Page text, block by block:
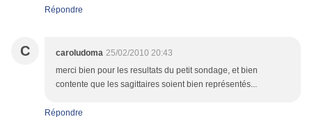
Répondre
C caroludoma 25/02/2010 20:43
merci bien pour les resultats du petit sondage, et bien
contente que les sagittaires soient bien représentés...
Répondre